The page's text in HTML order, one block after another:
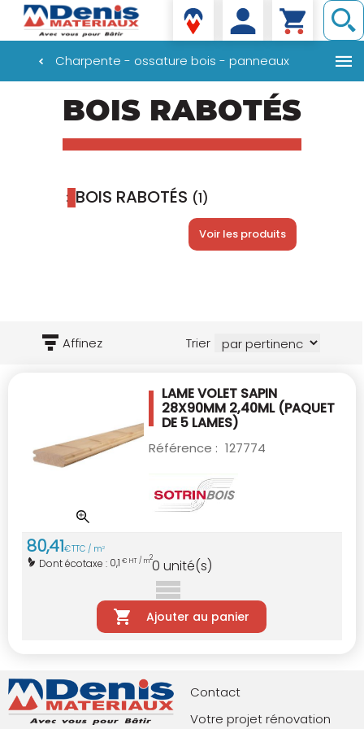
Denis matériaux
Charpente - ossature bois - panneaux
BOIS RABOTÉS
BOIS RABOTÉS (1)
Voir les produits
Affinez Trier
LAME VOLET SAPIN
28X90MM 2,40ML (PAQUET
DE 5 LAMES)
Référence : 127774
80,41€TTC / m2
Dont écotaxe : 0,1 € HT / m20 unité(s)
Ajouter au panier
Contact
Votre projet rénovation